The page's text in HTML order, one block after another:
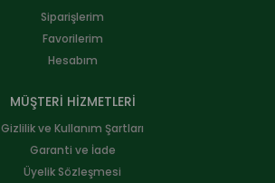
Siparişlerim
Favorilerim
Hesabım
MÜŞTERİ HİZMETLERİ
Gizlilik ve Kullanım Şartları
Garanti ve İade
Üyelik Sözleşmesi